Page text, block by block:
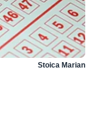
Stoica Marian